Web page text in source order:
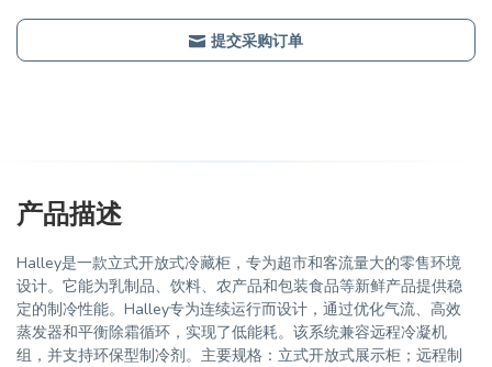
提交采购订单
产品描述
Halley是一款立式开放式冷藏柜，专为超市和客流量大的零售环境
设计。它能为乳制品、饮料、农产品和包装食品等新鲜产品提供稳
定的制冷性能。Halley专为连续运行而设计，通过优化气流、高效
蒸发器和平衡除霜循环，实现了低能耗。该系统兼容远程冷凝机
组，并支持环保型制冷剂。主要规格：立式开放式展示柜；远程制